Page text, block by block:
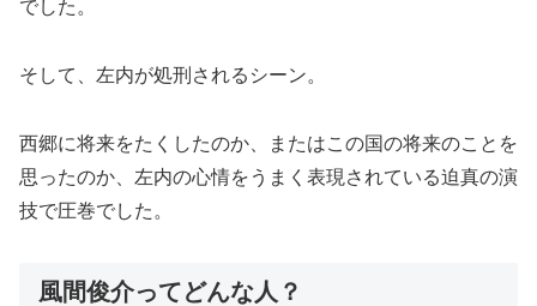
でした。
そして、左内が処刑されるシーン。
西郷に将来をたくしたのか、またはこの国の将来のことを
思ったのか、左内の心情をうまく表現されている迫真の演
技で圧巻でした。
風間俊介ってどんな人？